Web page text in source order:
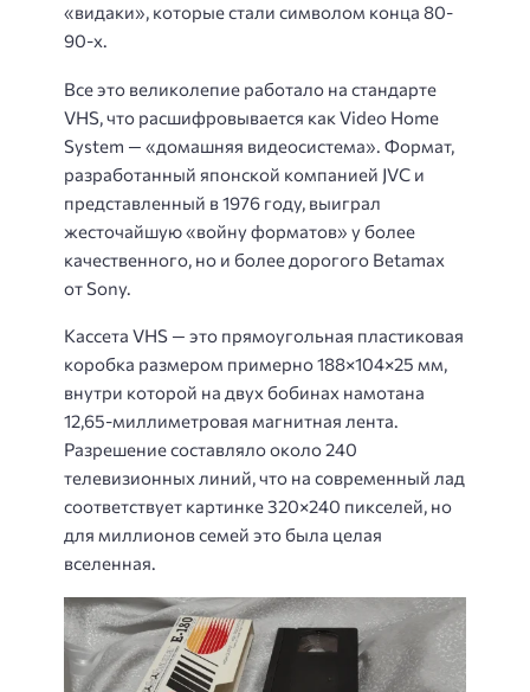
«видаки», которые стали символом конца 80-
90-х.
Все это великолепие работало на стандарте
VHS, что расшифровывается как Video Home
System — «домашняя видеосистема». Формат,
разработанный японской компанией JVC и
представленный в 1976 году, выиграл
жесточайшую «войну форматов» у более
качественного, но и более дорогого Betamax
от Sony.
Кассета VHS — это прямоугольная пластиковая
коробка размером примерно 188×104×25 мм,
внутри которой на двух бобинах намотана
12,65-миллиметровая магнитная лента.
Разрешение составляло около 240
телевизионных линий, что на современный лад
соответствует картинке 320×240 пикселей, но
для миллионов семей это была целая
вселенная.